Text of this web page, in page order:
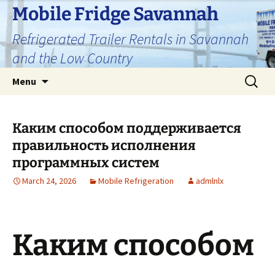
Skip
content
Mobile Fridge Savannah
Refrigerated Trailer Rentals in Savannah
and the Low Country
Menu
Search
for:
Каким способом поддерживается
правильность исполнения
программных систем
March 24, 2026 Mobile Refrigeration admlnlx
Каким способом